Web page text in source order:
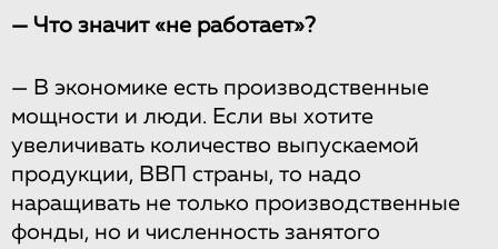
— Что значит «не работает»?
— В экономике есть производственные
мощности и люди. Если вы хотите
увеличивать количество выпускаемой
продукции, ВВП страны, то надо
наращивать не только производственные
фонды, но и численность занятого